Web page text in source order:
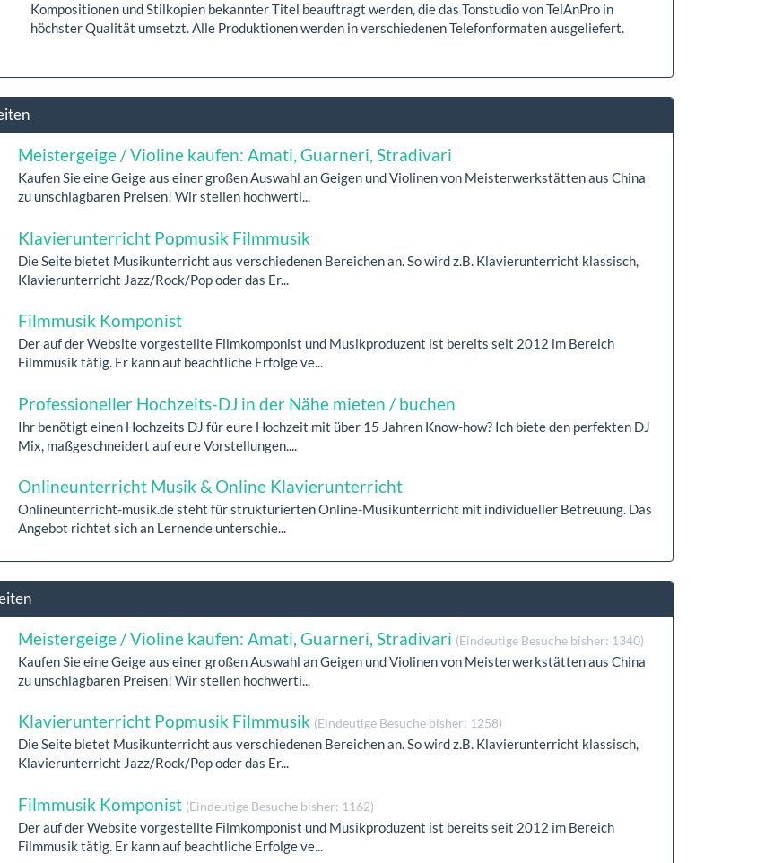
Kompositionen und Stilkopien bekannter Titel beauftragt werden, die das Tonstudio von TelAnPro in
höchster Qualität umsetzt. Alle Produktionen werden in verschiedenen Telefonformaten ausgeliefert.
Meistergeige / Violine kaufen: Amati, Guarneri, Stradivari
Kaufen Sie eine Geige aus einer großen Auswahl an Geigen und Violinen von Meisterwerkstätten aus China
zu unschlagbaren Preisen! Wir stellen hochwerti...
Klavierunterricht Popmusik Filmmusik
Die Seite bietet Musikunterricht aus verschiedenen Bereichen an. So wird z.B. Klavierunterricht klassisch,
Klavierunterricht Jazz/Rock/Pop oder das Er...
Filmmusik Komponist
Der auf der Website vorgestellte Filmkomponist und Musikproduzent ist bereits seit 2012 im Bereich
Filmmusik tätig. Er kann auf beachtliche Erfolge ve...
Professioneller Hochzeits-DJ in der Nähe mieten / buchen
Ihr benötigt einen Hochzeits DJ für eure Hochzeit mit über 15 Jahren Know-how? Ich biete den perfekten DJ
Mix, maßgeschneidert auf eure Vorstellungen....
Onlineunterricht Musik & Online Klavierunterricht
Onlineunterricht-musik.de steht für strukturierten Online-Musikunterricht mit individueller Betreuung. Das
Angebot richtet sich an Lernende unterschie...
Meistergeige / Violine kaufen: Amati, Guarneri, Stradivari (Eindeutige Besuche bisher: 1340)
Kaufen Sie eine Geige aus einer großen Auswahl an Geigen und Violinen von Meisterwerkstätten aus China
zu unschlagbaren Preisen! Wir stellen hochwerti...
Klavierunterricht Popmusik Filmmusik (Eindeutige Besuche bisher: 1258)
Die Seite bietet Musikunterricht aus verschiedenen Bereichen an. So wird z.B. Klavierunterricht klassisch,
Klavierunterricht Jazz/Rock/Pop oder das Er...
Filmmusik Komponist (Eindeutige Besuche bisher: 1162)
Der auf der Website vorgestellte Filmkomponist und Musikproduzent ist bereits seit 2012 im Bereich
Filmmusik tätig. Er kann auf beachtliche Erfolge ve...